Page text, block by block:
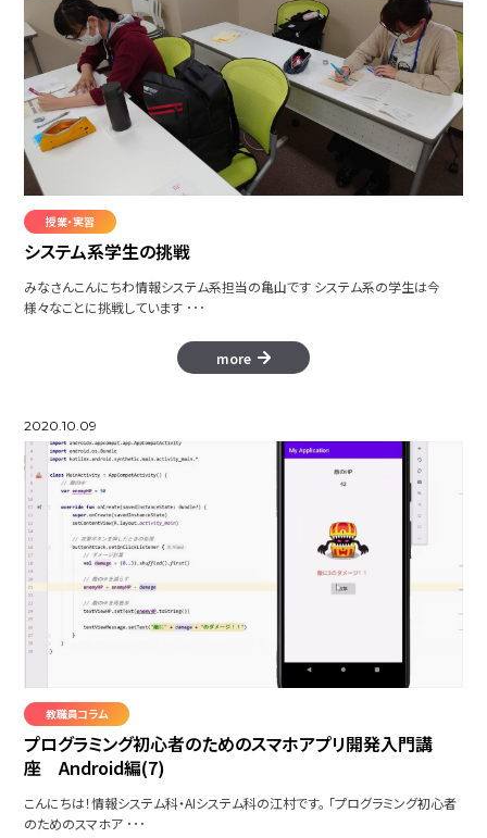
授業・実習
システム系学生の挑戦
みなさんこんにちわ情報システム系担当の亀山です システム系の学生は今
様々なことに挑戦しています ･･･
more
2020.10.09
教職員コラム
プログラミング初心者のためのスマホアプリ開発入門講
座 Android編(7)
こんにちは！情報システム科・AIシステム科の江村です。 「プログラミング初心者
のためのスマホア ･･･